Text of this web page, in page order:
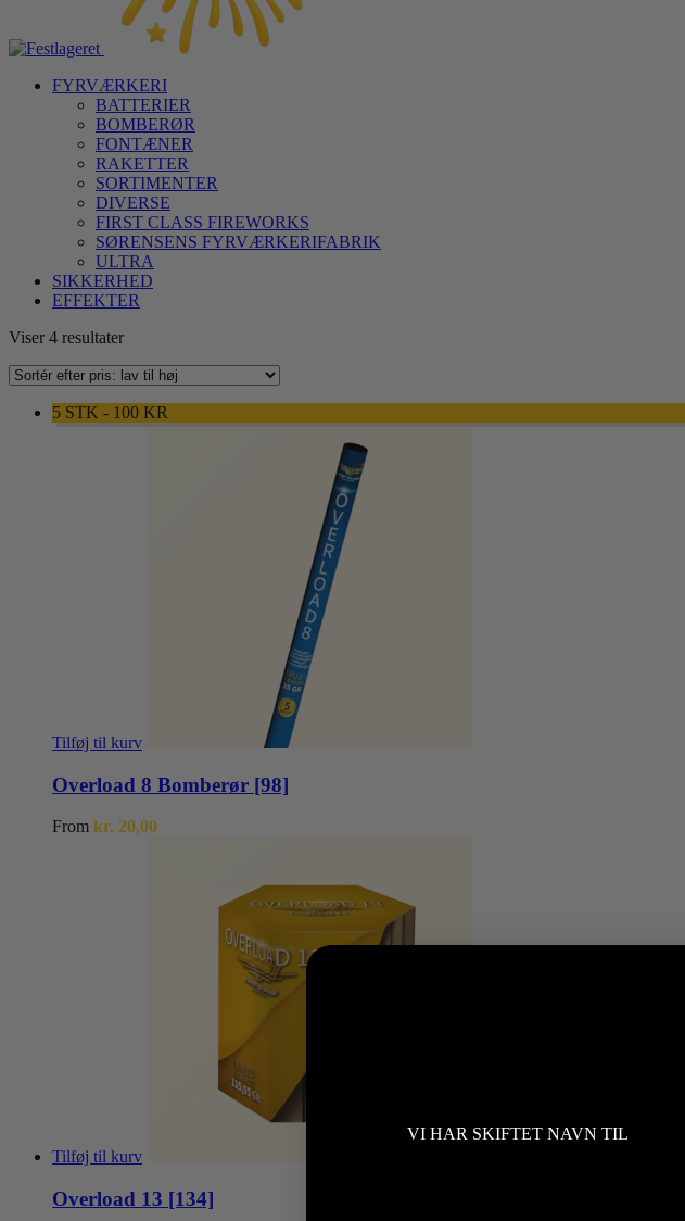
FYRVÆRKERI
BATTERIER
BOMBERØR
FONTÆNER
RAKETTER
SORTIMENTER
DIVERSE
FIRST CLASS FIREWORKS
SØRENSENS FYRVÆRKERIFABRIK
ULTRA
SIKKERHED
EFFEKTER
Viser 4 resultaterSorteret
pris:
til
5 STK - 100 KR
Tilføj til kurv
Overload 8 Bomberør [98]
From kr. 20,00
Tilføj til kurv
Overload 13 [134]
VI HAR SKIFTET NAVN TIL